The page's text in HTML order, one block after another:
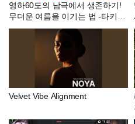
영하60도의 남극에서 생존하기!
무더운 여름을 이기는 법 -타키포
오 로블록스 애니
Velvet Vibe Alignment